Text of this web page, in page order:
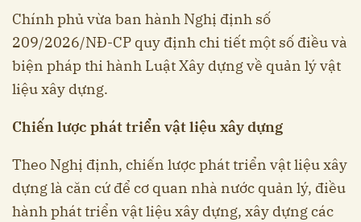
Chính phủ vừa ban hành Nghị định số
209/2026/NĐ-CP quy định chi tiết một số điều và
biện pháp thi hành Luật Xây dựng về quản lý vật
liệu xây dựng.
Chiến lược phát triển vật liệu xây dựng
Theo Nghị định, chiến lược phát triển vật liệu xây
dựng là căn cứ để cơ quan nhà nước quản lý, điều
hành phát triển vật liệu xây dựng, xây dựng các